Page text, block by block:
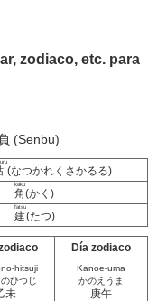
zodiaco, etc. para
(Senbu)
(なつかれくさかるる)
角
kaku
(かく)
建
Tatsu
(たつ)
Día zodiaco
hitsuji
ひつじ
未
Kanoe-uma
かのえうま
庚午